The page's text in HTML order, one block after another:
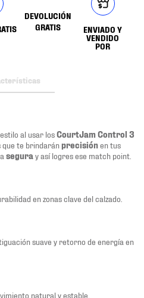
DEVOLUCIÓN
GRATIS
ENVIADO Y
VENDIDO
POR
al usar losCourtJam Control 3
que te brindaránprecisiónen tus
segura y así logres ese match point.
en zonas clave del calzado.
suave y retorno de energía en
natural y estable.